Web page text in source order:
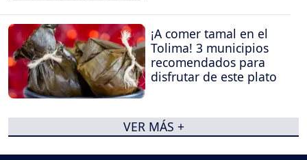
¡A comer tamal en el
Tolima! 3 municipios
recomendados para
disfrutar de este plato
VER MÁS +